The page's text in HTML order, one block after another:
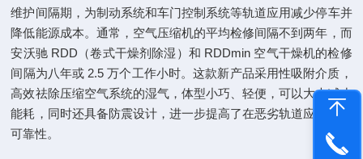
维护间隔期，为制动系统和车门控制系统等轨道应用减少停车并
降低能源成本。通常，空气压缩机的平均检修间隔不到两年，而
安沃驰 RDD（卷式干燥剂除湿）和 RDDmin 空气干燥机的检修
间隔为八年或 2.5 万个工作小时。这款新产品采用性吸附介质，
高效祛除压缩空气系统的湿气，体型小巧、轻便，可以大大减少
能耗，同时还具备防震设计，进一步提高了在恶劣轨道应用中的
可靠性。